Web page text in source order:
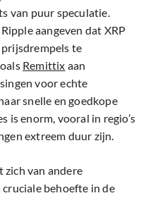
van puur speculatie.
aangeven dat XRP
te
Remittix aan
voor echte
snelle en goedkope
is enorm, vooral in regio’s
extreem duur zijn.
zich van andere
behoefte in de